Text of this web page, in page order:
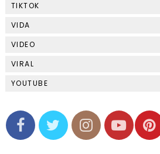
TIKTOK
VIDA
VIDEO
VIRAL
YOUTUBE